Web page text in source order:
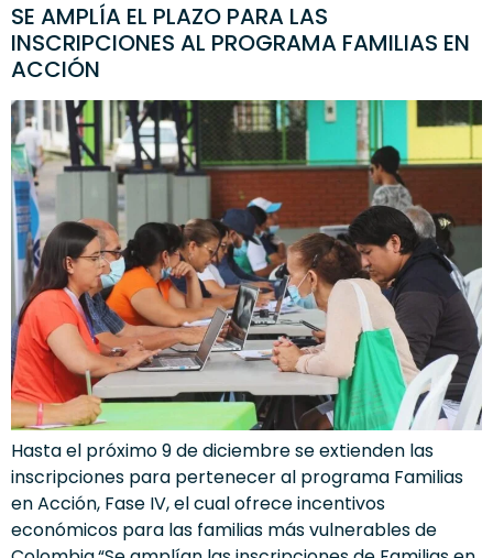
SE AMPLÍA EL PLAZO PARA LAS
INSCRIPCIONES AL PROGRAMA FAMILIAS EN
ACCIÓN
Hasta el próximo 9 de diciembre se extienden las
inscripciones para pertenecer al programa Familias
en Acción, Fase IV, el cual ofrece incentivos
económicos para las familias más vulnerables de